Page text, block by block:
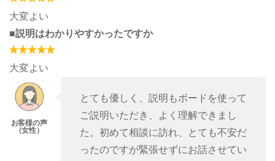
大変よい
■説明はわかりやすかったですか
大変よい
とても優しく、説明もボードを使って
ご説明いただき、よく理解できまし
た。初めて相談に訪れ、とても不安だ
ったのですが緊張せずにお話させてい